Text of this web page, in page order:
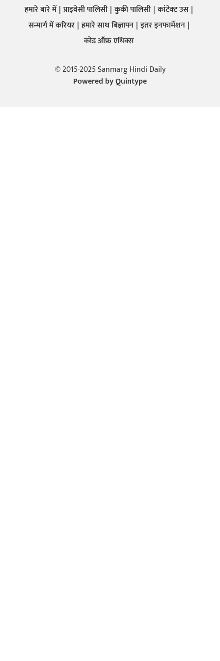
हमारे बारे में प्राइवेसी पालिसी कुकी पालिसी कांटेक्ट उस
सन्मार्ग में करियर हमारे साथ बिज्ञापन इतर इनफार्मेशन
कोड ऑफ़ एथिक्स
© 2015-2025 Sanmarg Hindi Daily
Powered byQuintype